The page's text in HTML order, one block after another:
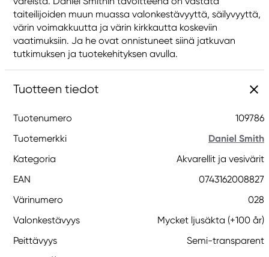
taiteilijoiden muun muassa valonkestävyyttä, säilyvyyttä,
värin voimakkuutta ja värin kirkkautta koskeviin
vaatimuksiin. Ja he ovat onnistuneet siinä jatkuvan
tutkimuksen ja tuotekehityksen avulla.
Tuotteen tiedot
Tuotenumero
109786
Tuotemerkki
Daniel Smith
Kategoria
Akvarellit ja vesivärit
EAN
0743162008827
Värinumero
028
Valonkestävyys
Mycket ljusäkta (+100 år)
Peittävyys
Semi-transparent